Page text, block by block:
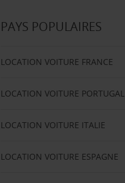
PAYS POPULAIRES
LOCATION VOITURE FRANCE
LOCATION VOITURE PORTUGAL
LOCATION VOITURE ITALIE
LOCATION VOITURE ESPAGNE